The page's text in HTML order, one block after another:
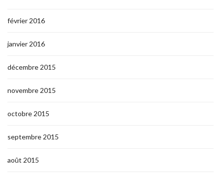
février 2016
janvier 2016
décembre 2015
novembre 2015
octobre 2015
septembre 2015
août 2015